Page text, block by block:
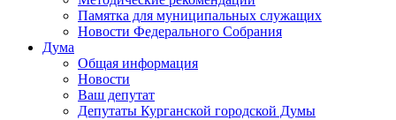
Памятка для муниципальных служащих
Новости Федерального Cобрания
Дума
Общая информация
Новости
Ваш депутат
Депутаты Курганской городской Думы